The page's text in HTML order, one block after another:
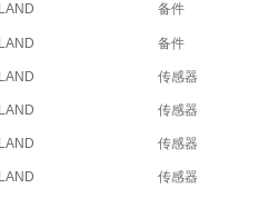
备件
备件
传感器
传感器
传感器
传感器